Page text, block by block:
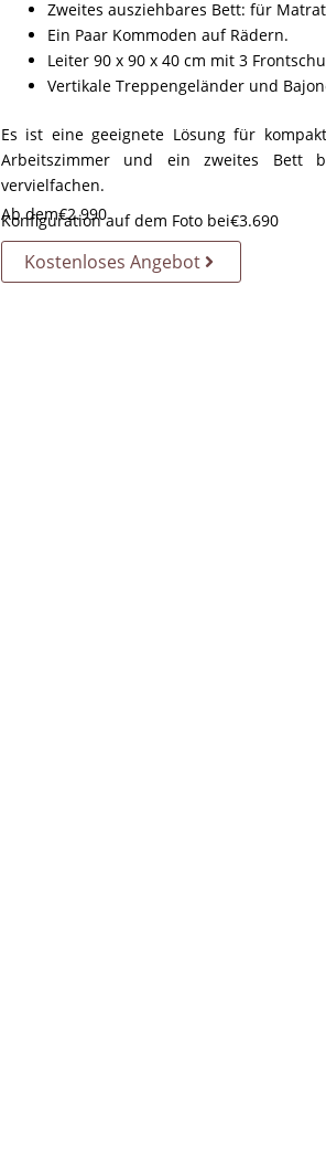
Zweites ausziehbares Bett: für
Ein Paar Kommoden auf Rädern.
Leiter 90 x 90 x 40 cm mit 3
Vertikale Treppengeländer und
Es ist eine geeignete Lösung für
Arbeitszimmer und ein zweites Bett
vervielfachen.
Ab dem€2.990
Konfiguration auf dem Foto bei€3.690
Kostenloses Angebot